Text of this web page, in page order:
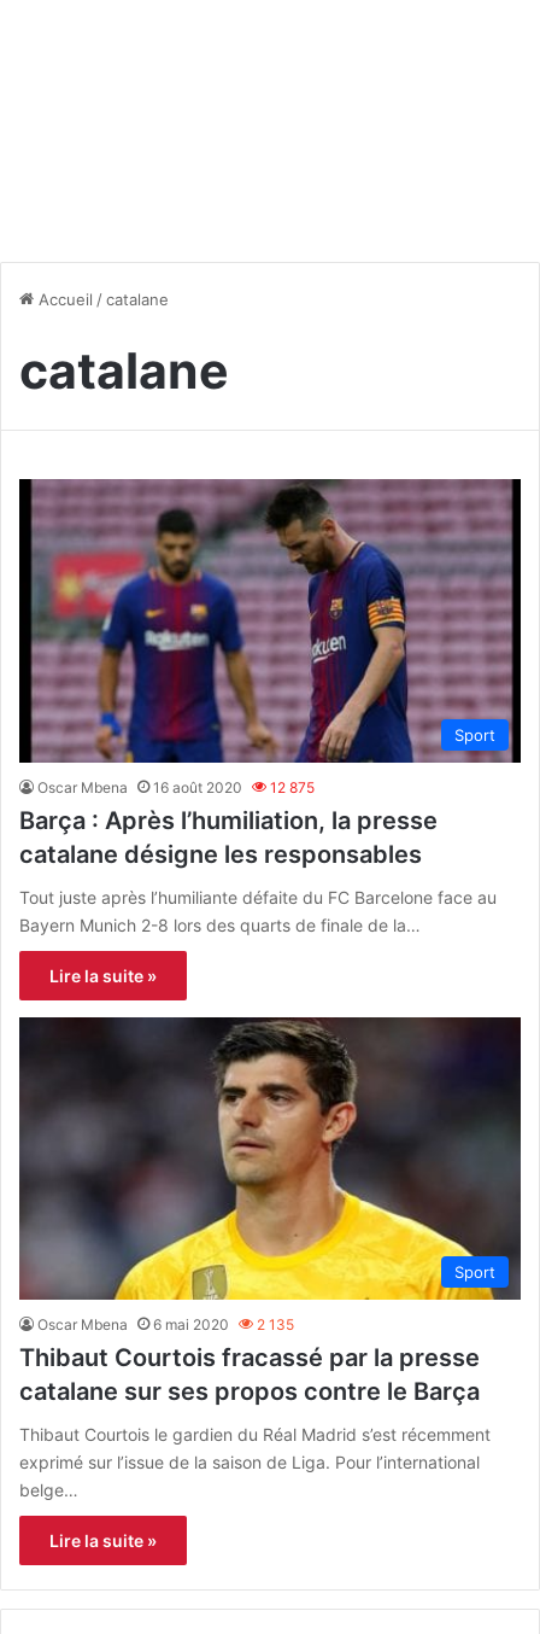
Accueil /catalane
catalane
Sport
Oscar Mbena 16 août 2020 12 875
Barça : Après l’humiliation, la presse
catalane désigne les responsables
Tout juste après l’humiliante défaite du FC Barcelone face au
Bayern Munich 2-8 lors des quarts de finale de la…
Lire la suite »
Sport
Oscar Mbena 6 mai 2020 2 135
Thibaut Courtois fracassé par la presse
catalane sur ses propos contre le Barça
Thibaut Courtois le gardien du Réal Madrid s’est récemment
exprimé sur l’issue de la saison de Liga. Pour l’international
belge…
Lire la suite »